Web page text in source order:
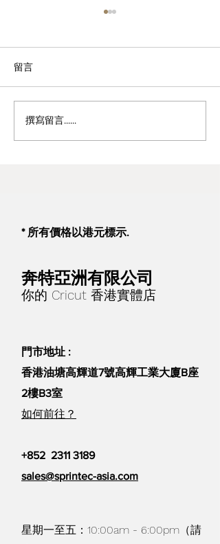
Silhouette 不同型號的分別
留言
撰寫留言......
* 所有價格以港元標示.
奔特亞洲有限公司
你的 Cricut 香港實體店
門市地址 :
香港油塘高輝道7號高輝工業大廈B座
2樓B3室
如何前往？
+852 2311 3189
sales@sprintec-asia.com
星期一至五：10:00am - 6:00pm（請